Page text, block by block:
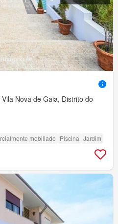
Nova de Gaia, Distrito do
mobiliado Piscina Jardim